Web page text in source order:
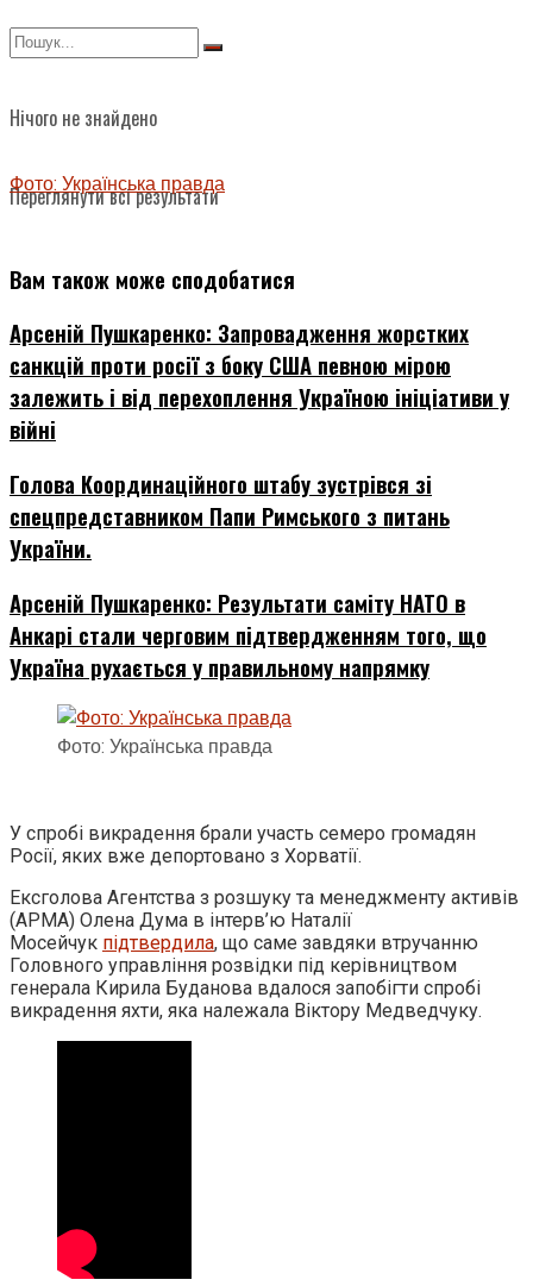
Нічого не знайдено
Переглянути всі результати
Фото: Українська правда
Вам також може сподобатися
Арсеній Пушкаренко: Запровадження жорстких
санкцій проти росії з боку США певною мірою
залежить і від перехоплення Україною ініціативи у
війні
Голова Координаційного штабу зустрівся зі
спецпредставником Папи Римського з питань
України.
Арсеній Пушкаренко: Результати саміту НАТО в
Анкарі стали черговим підтвердженням того, що
Україна рухається у правильному напрямку
Фото: Українська правда
У спробі викрадення брали участь семеро громадян
Росії, яких вже депортовано з Хорватії.
Ексголова Агентства з розшуку та менеджменту активів
(АРМА) Олена Дума в інтерв’ю Наталії
Мосейчук підтвердила, що саме завдяки втручанню
Головного управління розвідки під керівництвом
генерала Кирила Буданова вдалося запобігти спробі
викрадення яхти, яка належала Віктору Медведчуку.